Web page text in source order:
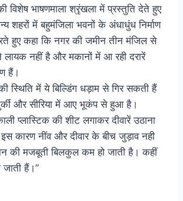
विशेष भाषणमाला श्रृंखला में प्रस्तुति देते हुए
शहरों में बहुमंजिला भवनों के अंधाधुंध निर्माण
हुए कहा कि नगर की जमीन तीन मंजिल से
लायक नहीं है और मकानों में आ रही दरारें
हैं।
स्थिति में ये बिल्डिंग धड़ाम से गिर सकती हैं
और सीरिया में आए भूकंप से हुआ है।
प्लास्टिक की शीट लगाकर दीवारें उठाना
कारण नींव और दीवार के बीच जुड़ाव नही
की मजबूती बिलकुल कम हो जाती है। कहीं
जाती हैं।”